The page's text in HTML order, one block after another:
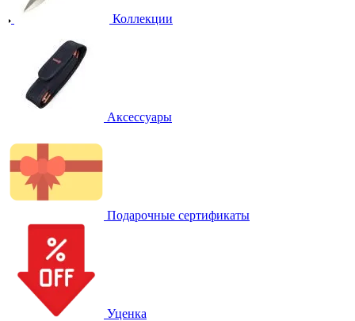
Коллекции
Аксессуары
Подарочные сертификаты
Уценка